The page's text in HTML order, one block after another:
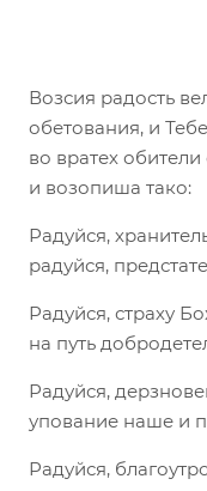
Возсия радость
обетования, и
во вратех
и возопиша тако:
Радуйся,
радуйся,
Радуйся, страху
на путь
Радуйся,
упование наше и
Радуйся,